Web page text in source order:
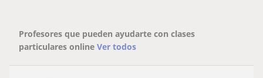
Profesores que pueden ayudarte con clases
particulares online Ver todos